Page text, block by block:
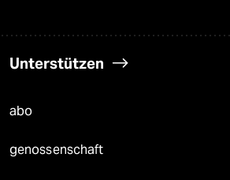
Unterstützen
abo
genossenschaft